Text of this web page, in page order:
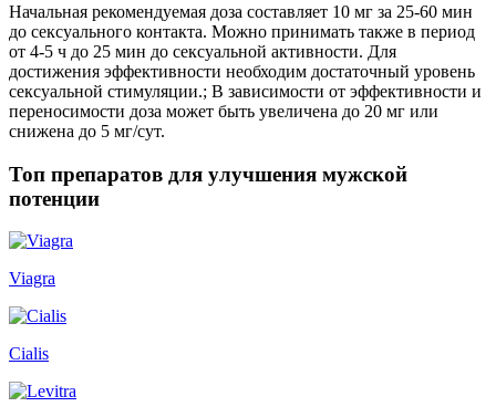
Начальная рекомендуемая доза составляет 10 мг за 25-60 мин
до сексуального контакта. Можно принимать также в период
от 4-5 ч до 25 мин до сексуальной активности. Для
достижения эффективности необходим достаточный уровень
сексуальной стимуляции.; В зависимости от эффективности и
переносимости доза может быть увеличена до 20 мг или
снижена до 5 мг/сут.
Топ препаратов для улучшения мужской
потенции
Viagra
Cialis